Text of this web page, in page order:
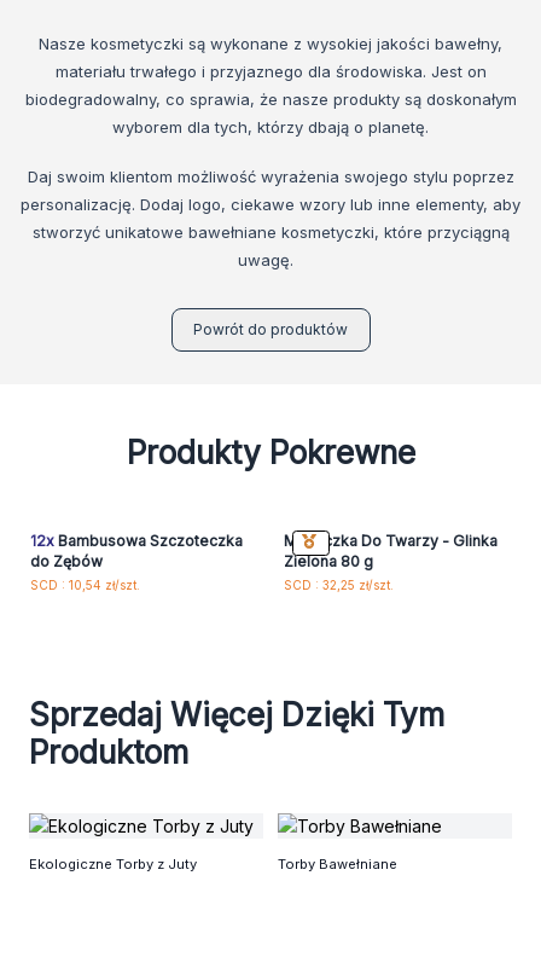
Nasze kosmetyczki są wykonane z wysokiej jakości bawełny,
materiału trwałego i przyjaznego dla środowiska. Jest on
biodegradowalny, co sprawia, że nasze produkty są doskonałym
wyborem dla tych, którzy dbają o planetę.
Daj swoim klientom możliwość wyrażenia swojego stylu poprzez
personalizację. Dodaj logo, ciekawe wzory lub inne elementy, aby
stworzyć unikatowe bawełniane kosmetyczki, które przyciągną
uwagę.
Powrót do produktów
Produkty Pokrewne
12xBambusowa Szczoteczka
do Zębów
SCD : 10,54 zł/szt.
Maseczka Do Twarzy - Glinka
Zielona 80 g
SCD : 32,25 zł/szt.
Sprzedaj Więcej Dzięki Tym
Produktom
Ekologiczne Torby z Juty Torby Bawełniane